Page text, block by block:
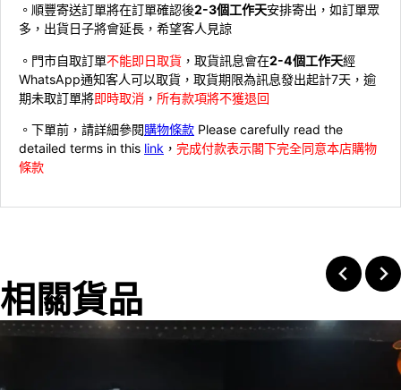
。順豐寄送訂單將在訂單確認後2-3個工作天安排寄出，如訂單眾
多，出貨日子將會延長，希望客人見諒
。門市自取訂單不能即日取貨 ，取貨訊息會在2-4個工作天經
WhatsApp通知客人可以取貨，取貨期限為訊息發出起計7天，逾
期未取訂單將即時取消 ， 所有款項將不獲退回
。下單前，請詳細參閱購物條款 Please carefully read the
detailed terms in this link ， 完成付款表示閣下完全同意本店購物
條款
相關貨品